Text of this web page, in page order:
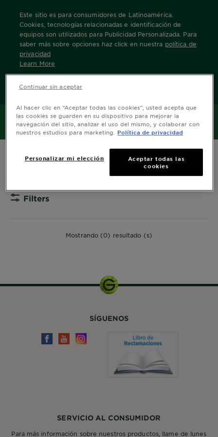
Este sitio es para consumidores de Latinoamérica.
Cookies, tecnologías relacionadas e identificación de
equipos son utilizados para Publicidad Personalizada. Para
saber más sobre opciones haz click en nuestra política de
privacidad
Learn More
OK
MENÚ
Home Productos
Toallitas Faciales
Las toallitas faciales desmaquillantes son tu
mejor alternativa para limpiar y desmaquillar
tu rostro cuando no te sobra el tiempo! De
rápida aplicación, cómodo almacenamiento
y textura suave.
Filters
Mostrando (0) resultado (s)
SERVICIO AL CONSUMIDOR
Para más información sobre nuestros productos, llame de lunes
SÍGUENOS
Al hacer clic en “Aceptar todas las cookies”, usted acepta que
las cookies se guarden en su dispositivo para mejorar la
navegación del sitio, analizar el uso del mismo, y colaborar con
nuestros estudios para marketing. Política de privacidad
Aceptar todas las
cookies
Personalizar mi elección
Continuar sin aceptar